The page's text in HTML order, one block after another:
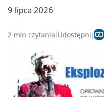
9 lipca 2026
2 min czytania Udostępnij